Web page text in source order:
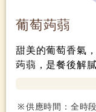
葡萄蒟蒻
甜美的葡萄香氣
蒟蒻，是餐後解
供應時間：全時